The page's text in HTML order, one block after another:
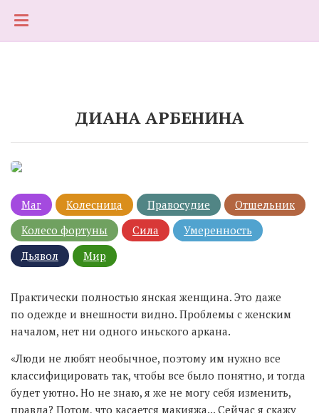
ДИАНА АРБЕНИНА
Маг Колесница Правосудие
Отшельник
Колесо фортуны
Сила
Умеренность
Дьявол
Мир
Практически полностью янская женщина. Это даже
по одежде и внешности видно. Проблемы с женским
началом, нет ни одного иньского аркана.
«Люди не любят необычное, поэтому им нужно все
классифицировать так, чтобы все было понятно, и тогда
будет уютно. Но не знаю, я же не могу себя изменить,
правда? Потом, что касается макияжа... Сейчас я скажу